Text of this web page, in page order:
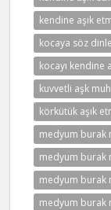
kendine aşık
kocaya söz
kocayı kendine
kuvvetli aşk
körkütük aşık
medyum burak
medyum burak
medyum burak
medyum burak